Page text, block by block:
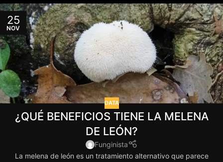
25
NOV
DATA
¿QUÉ BENEFICIOS TIENE LA MELENA
DE LEÓN?
Funginista
La melena de león es un tratamiento alternativo que parece